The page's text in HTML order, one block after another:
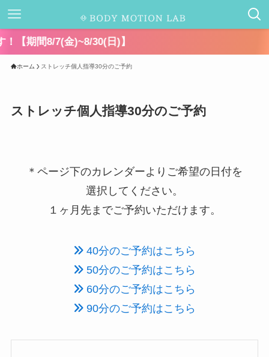
ホーム ストレッチ個人指導30分のご予約
ストレッチ個人指導30分のご予約
＊ページ下のカレンダーよりご希望の日付を
選択してください。
１ヶ月先までご予約いただけます。
40分のご予約はこちら
50分のご予約はこちら
60分のご予約はこちら
90分のご予約はこちら